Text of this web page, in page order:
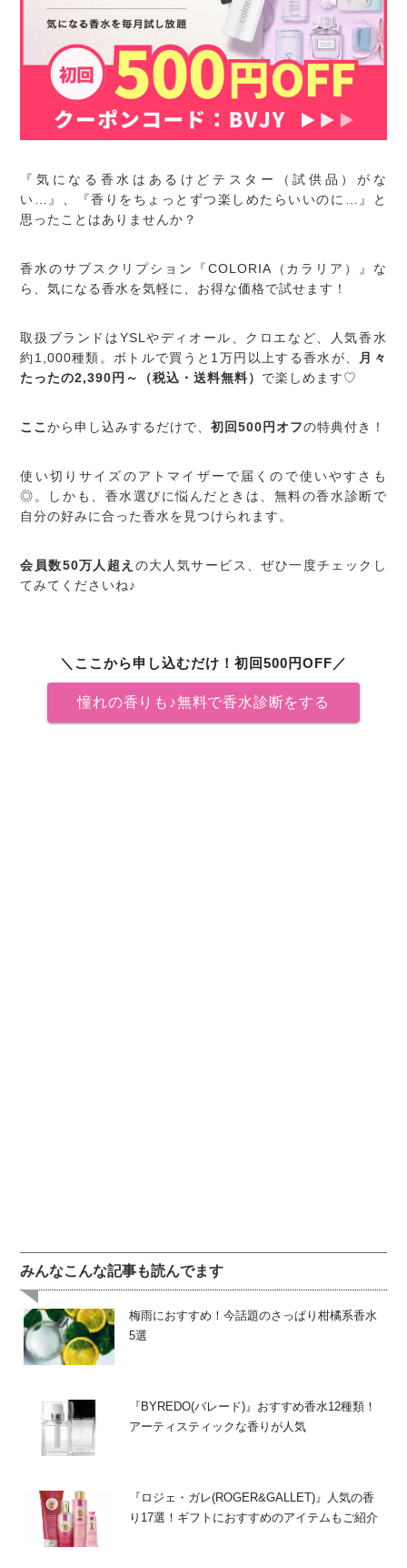
『気になる香水はあるけどテスター（試供品）がな
い…』、『香りをちょっとずつ楽しめたらいいのに…』と
思ったことはありませんか？
香水のサブスクリプション『COLORIA（カラリア）』な
ら、気になる香水を気軽に、お得な価格で試せます！
取扱ブランドはYSLやディオール、クロエなど、人気香水
約1,000種類。ボトルで買うと1万円以上する香水が、
月々
たったの2,390円～（税込・送料無料） で楽しめます♡
ここから申し込みするだけで、初回500円オフの特典付き！
使い切りサイズのアトマイザーで届くので使いやすさも
◎。しかも、香水選びに悩んだときは、無料の香水診断で
自分の好みに合った香水を見つけられます。
会員数50万人超え の大人気サービス、ぜひ一度チェックし
てみてくださいね♪
＼ここから申し込むだけ！初回500円OFF／
憧れの香りも♪無料で香水診断をする
みんなこんな記事も読んでます
梅雨におすすめ！今話題のさっぱり柑橘系香水
5選
『BYREDO(バレード)』おすすめ香水12種類！
アーティスティックな香りが人気
『ロジェ・ガレ(ROGER&GALLET)』人気の香
り17選！ギフトにおすすめのアイテムもご紹介